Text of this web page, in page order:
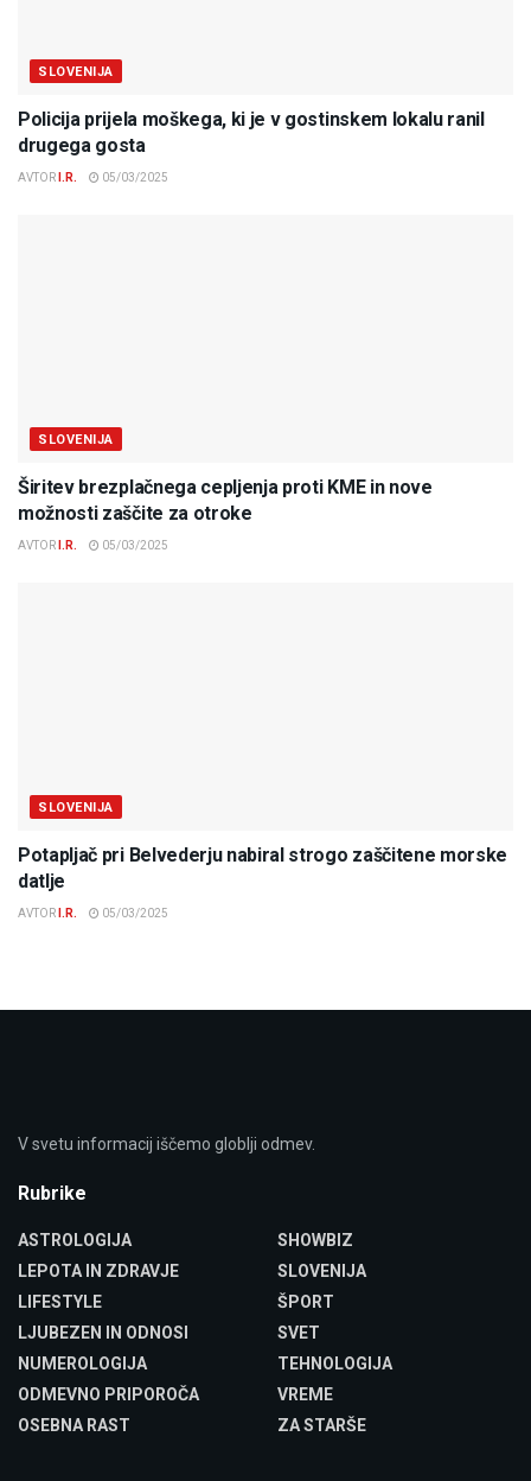
SLOVENIJA
Policija prijela moškega, ki je v gostinskem lokalu ranil
drugega gosta
AVTOR I.R. 05/03/2025
SLOVENIJA
Širitev brezplačnega cepljenja proti KME in nove
možnosti zaščite za otroke
AVTOR I.R. 05/03/2025
SLOVENIJA
Potapljač pri Belvederju nabiral strogo zaščitene morske
datlje
AVTOR I.R. 05/03/2025
V svetu informacij iščemo globlji odmev.
Rubrike
ASTROLOGIJA
LEPOTA IN ZDRAVJE
LIFESTYLE
LJUBEZEN IN ODNOSI
NUMEROLOGIJA
ODMEVNO PRIPOROČA
OSEBNA RAST
SHOWBIZ
SLOVENIJA
ŠPORT
SVET
TEHNOLOGIJA
VREME
ZA STARŠE